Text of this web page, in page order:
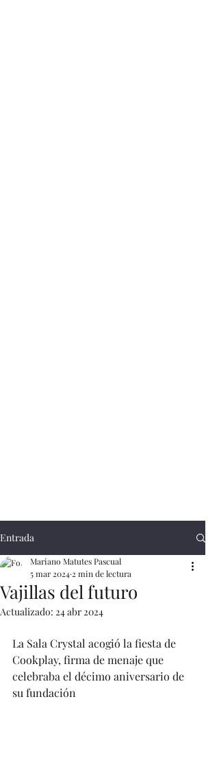
Entrada
Vajillas del futuro
Mariano Matutes Pascual
5 mar 2024 2 min de lectura
Actualizado: 24 abr 2024
La Sala Crystal acogió la fiesta de
Cookplay, firma de menaje que
celebraba el décimo aniversario de
su fundación